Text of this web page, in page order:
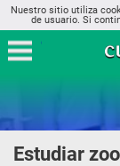
Nuestro sitio utiliza
de usuario. Si
Estudiar